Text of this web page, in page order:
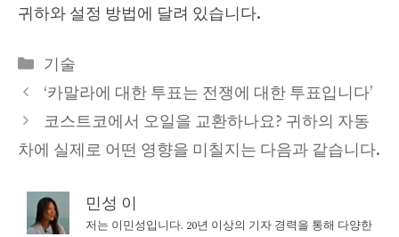
귀하와 설정 방법에 달려 있습니다.
Categories
기술
‘카말라에 대한 투표는 전쟁에 대한 투표입니다’
코스트코에서 오일을 교환하나요? 귀하의 자동
차에 실제로 어떤 영향을 미칠지는 다음과 같습니다.
민성 이
저는 이민성입니다. 20년 이상의 기자 경력을 통해 다양한